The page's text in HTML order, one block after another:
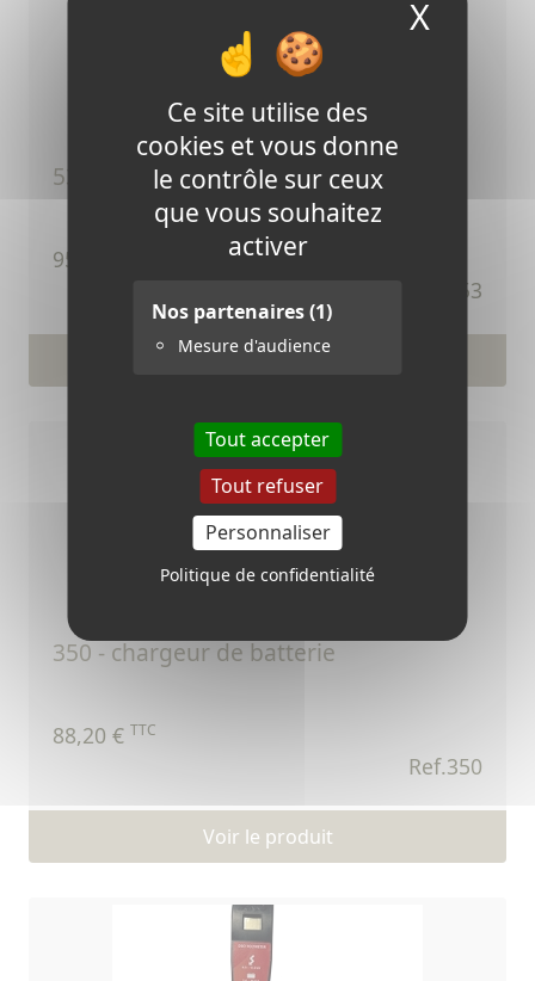
Ce site utilise des
cookies et vous donne
le contrôle sur ceux
que vous souhaitez
activer
Nos partenaires(1)
Mesure d'audience
Tout accepter
Tout refuser
Personnaliser
Politique de confidentialité
X
53 - batterie 12 volts 60 ampères
95,76 €
Ref.53
Voir le produit
350 - chargeur de batterie
88,20 € TTC
Ref.350
Voir le produit